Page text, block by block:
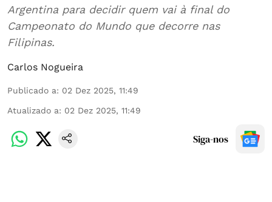
Argentina para decidir quem vai à final do
Campeonato do Mundo que decorre nas
Filipinas.
Carlos Nogueira
Publicado a: 02 Dez 2025, 11:49
Atualizado a: 02 Dez 2025, 11:49
Siga-nos